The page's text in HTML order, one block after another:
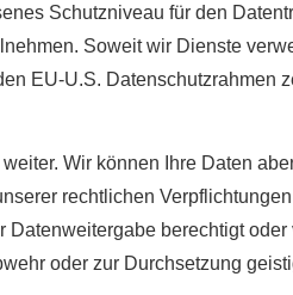
Schutzniveau für den
Soweit wir Dienste
EU-U.S. Datenschutzrahmen
Wir können Ihre Daten
rechtlichen
berechtigt
oder zur Durchsetzung